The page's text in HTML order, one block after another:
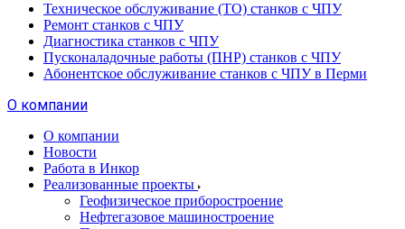
Техническое обслуживание (ТО) станков с ЧПУ
Ремонт станков с ЧПУ
Диагностика станков с ЧПУ
Пусконаладочные работы (ПНР) станков с ЧПУ
Абонентское обслуживание станков с ЧПУ в Перми
О компании
О компании
Новости
Работа в Инкор
Реализованные проекты
Геофизическое приборостроение
Нефтегазовое машиностроение